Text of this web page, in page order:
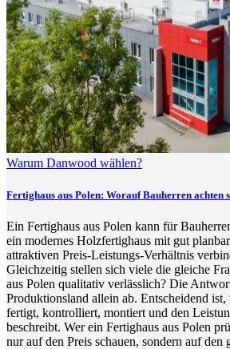
Warum Danwood wählen?
Fertighaus aus Polen: Worauf Bauherren achten
Ein Fertighaus aus Polen kann für
ein modernes Holzfertighaus mit gut
attraktiven Preis-Leistungs-Verhältnis
Gleichzeitig stellen sich viele die gleiche
aus Polen qualitativ verlässlich? Die
Produktionsland allein ab. Entscheidend
fertigt, kontrolliert, montiert und den
beschreibt. Wer ein Fertighaus aus Polen
nur auf den Preis schauen, sondern auf den